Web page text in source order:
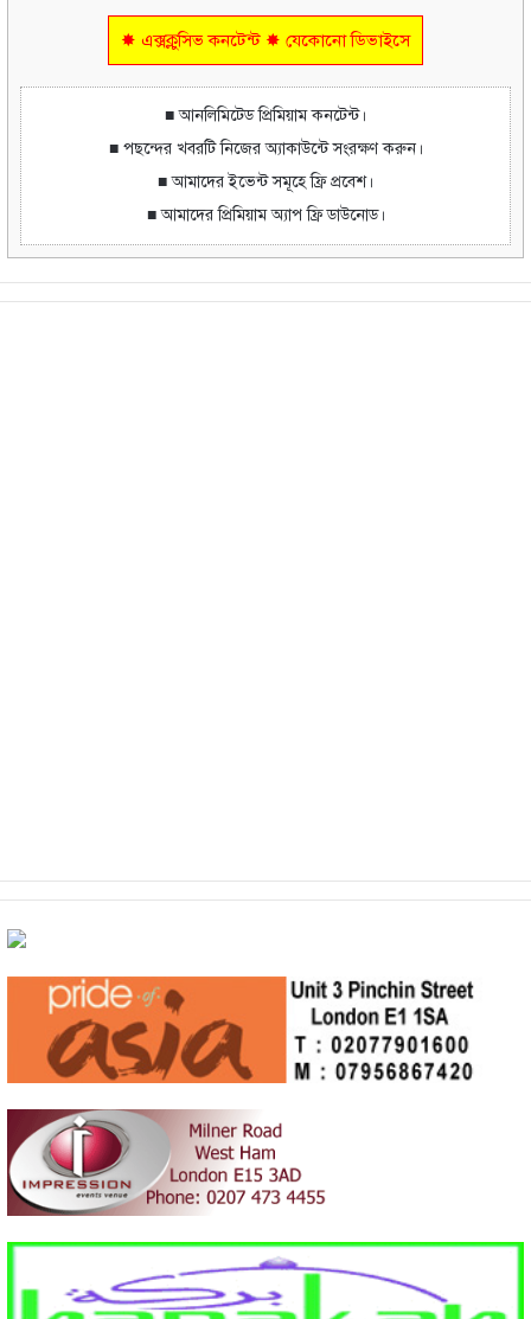
✸ এক্সক্লুসিভ কনটেন্ট ✸ যেকোনো ডিভাইসে
■ আনলিমিটেড প্রিমিয়াম কনটেন্ট।
■ পছন্দের খবরটি নিজের অ্যাকাউন্টে সংরক্ষণ করুন।
■ আমাদের ইভেন্ট সমূহে ফ্রি প্রবেশ।
■ আমাদের প্রিমিয়াম অ্যাপ ফ্রি ডাউনোড।